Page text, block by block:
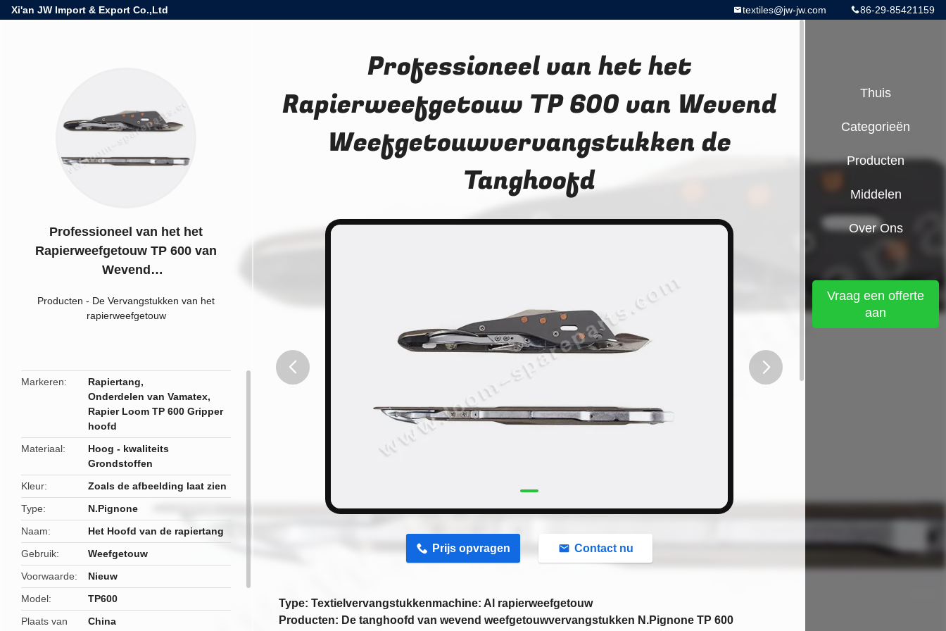
Xi'an JW Import & Export Co.,Ltd 86-29-85421159
textiles@jw-jw.com
Professioneel van het het
Rapierweefgetouw TP 600 van
Wevend
Tanghoofd
Producten - De Vervangstukken van het
rapierweefgetouw
Markeren Rapiertang,
Onderdelen van Vamatex,
Rapier Loom TP 600 Gripper
hoofd
Materiaal
Hoog - kwaliteits
Grondstoffen
Kleur
Zoals de afbeelding laat zien
Type
N.Pignone
Naam
Het Hoofd van de rapiertang
Gebruik
Weefgetouw
Voorwaarde
Nieuw
Model
TP600
Plaats van
China
Professioneel van het het
Rapierweefgetouw TP 600 van Wevend
Weefgetouwvervangstukken de
Tanghoofd
Prijs opvragen Contact nu
Type: Textielvervangstukkenmachine: Al rapierweefgetouw
Producten: De tanghoofd van wevend weefgetouwvervangstukken N.Pignone TP 600
Thuis
Categorieën
Producten
Middelen
Over Ons
Vraag een offerte
aan